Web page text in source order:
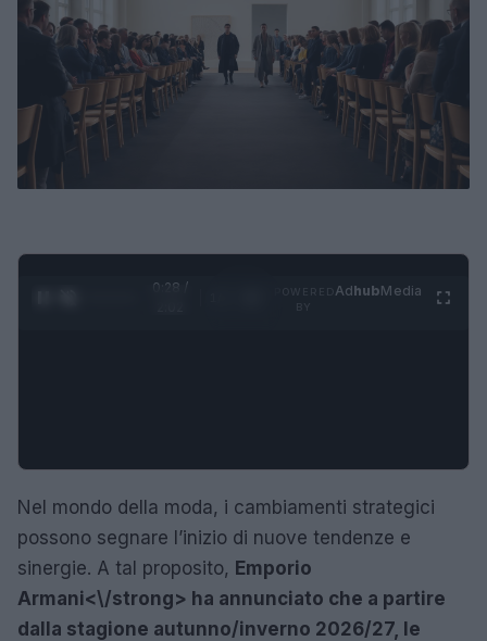
0:29 /
AdhubMedia
Nel mondo della moda, i cambiamenti strategici
possono segnare l’inizio di nuove tendenze e
sinergie. A tal proposito, Emporio
Armani<\/strong> ha annunciato che a partire
dalla stagione autunno/inverno 2026/27, le